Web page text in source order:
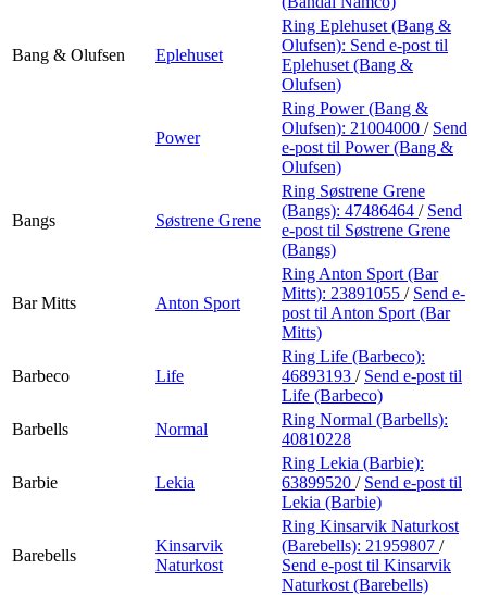
Bang & Olufsen Eplehuset
Ring Eplehuset (Bang &
Olufsen): Send e-post til
Eplehuset (Bang &
Olufsen)
Power
Ring Power (Bang &
Olufsen): 21004000 / Send
e-post til Power (Bang &
Olufsen)
Bangs Søstrene Grene
Ring Søstrene Grene
(Bangs): 47486464 / Send
e-post til Søstrene Grene
(Bangs)
Bar Mitts Anton Sport
Ring Anton Sport (Bar
Mitts): 23891055 / Send e-
post til Anton Sport (Bar
Mitts)
Barbeco Life
Ring Life (Barbeco):
46893193 / Send e-post til
Life (Barbeco)
Barbells
Normal
Ring Normal (Barbells):
40810228
Barbie Lekia
Ring Lekia (Barbie):
63899520 / Send e-post til
Lekia (Barbie)
Barebells
Kinsarvik
Naturkost
Ring Kinsarvik Naturkost
(Barebells): 21959807 /
Send e-post til Kinsarvik
Naturkost (Barebells)